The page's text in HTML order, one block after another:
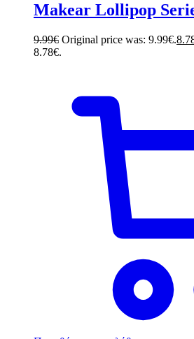
Makear Lollipop
9.99€ Original price was: 9.99€.
8.78€.